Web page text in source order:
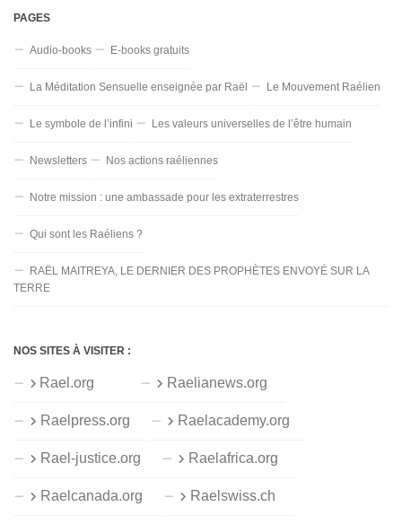
PAGES
Audio-books E-books gratuits
La Méditation Sensuelle enseignée par Raël Le Mouvement Raélien
Le symbole de l’infini Les valeurs universelles de l’être humain
Newsletters Nos actions raéliennes
Notre mission : une ambassade pour les extraterrestres
Qui sont les Raéliens ?
RAËL MAITREYA, LE DERNIER DES PROPHÈTES ENVOYÉ SUR LA
TERRE
NOS SITES À VISITER :
Rael.org Raelianews.org
Raelpress.org Raelacademy.org
Rael-justice.org Raelafrica.org
Raelcanada.org Raelswiss.ch